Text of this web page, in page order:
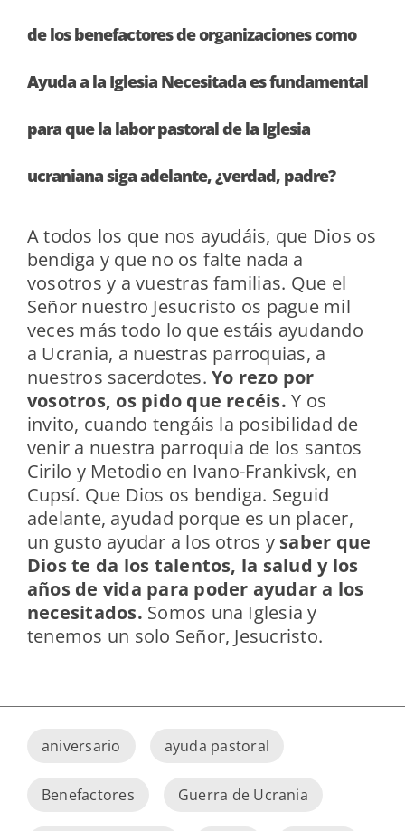
de los benefactores de organizaciones como
Ayuda a la Iglesia Necesitada es fundamental
para que la labor pastoral de la Iglesia
ucraniana siga adelante, ¿verdad, padre?
A todos los que nos ayudáis, que Dios os
bendiga y que no os falte nada a
vosotros y a vuestras familias. Que el
Señor nuestro Jesucristo os pague mil
veces más todo lo que estáis ayudando
a Ucrania, a nuestras parroquias, a
nuestros sacerdotes.Yo rezo por
vosotros, os pido que recéis. Y os
invito, cuando tengáis la posibilidad de
venir a nuestra parroquia de los santos
Cirilo y Metodio en Ivano-Frankivsk, en
Cupsí. Que Dios os bendiga. Seguid
adelante, ayudad porque es un placer,
un gusto ayudar a los otros y saber que
Dios te da los talentos, la salud y los
años de vida para poder ayudar a los
necesitados. Somos una Iglesia y
tenemos un solo Señor, Jesucristo.
aniversario ayuda pastoral
Benefactores Guerra de Ucrania